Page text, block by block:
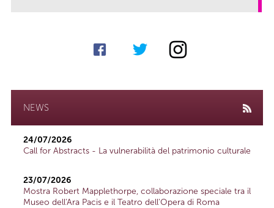
NEWS
24/07/2026
Call for Abstracts - La vulnerabilità del patrimonio culturale
23/07/2026
Mostra Robert Mapplethorpe, collaborazione speciale tra il
Museo dell'Ara Pacis e il Teatro dell'Opera di Roma